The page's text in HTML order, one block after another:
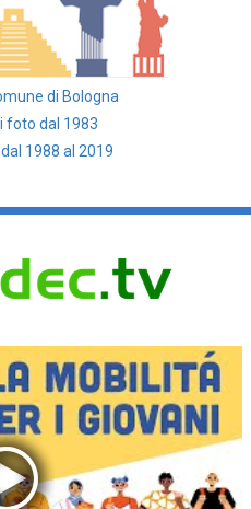
di Bologna
foto dal 1983
1988 al 2019